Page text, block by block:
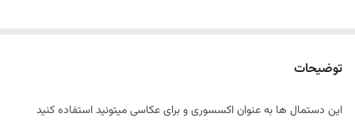
توضیحات
این دستمال ها به عنوان اکسسوری و برای عکاسی میتونید استفاده کنید